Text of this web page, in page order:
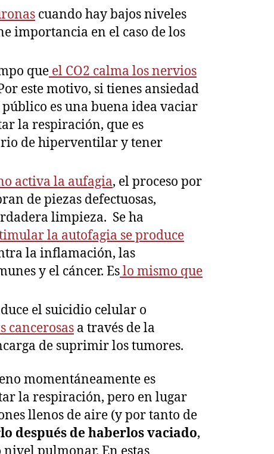
cuando hay bajos niveles
importancia en el caso de los
que el CO2 calma los nervios
este motivo, si tienes ansiedad
es una buena idea vaciar
la respiración, que es
de hiperventilar y tener
activa la aufagia, el proceso por
de piezas defectuosas,
limpieza. Se ha
la autofagia se produce
la inflamación, las
y el cáncer. Eslo mismo que
el suicidio celular o
cancerosas a través de la
de suprimir los tumores.
momentáneamente es
la respiración, pero en lugar
llenos de aire (y por tanto de
después de haberlos vaciado,